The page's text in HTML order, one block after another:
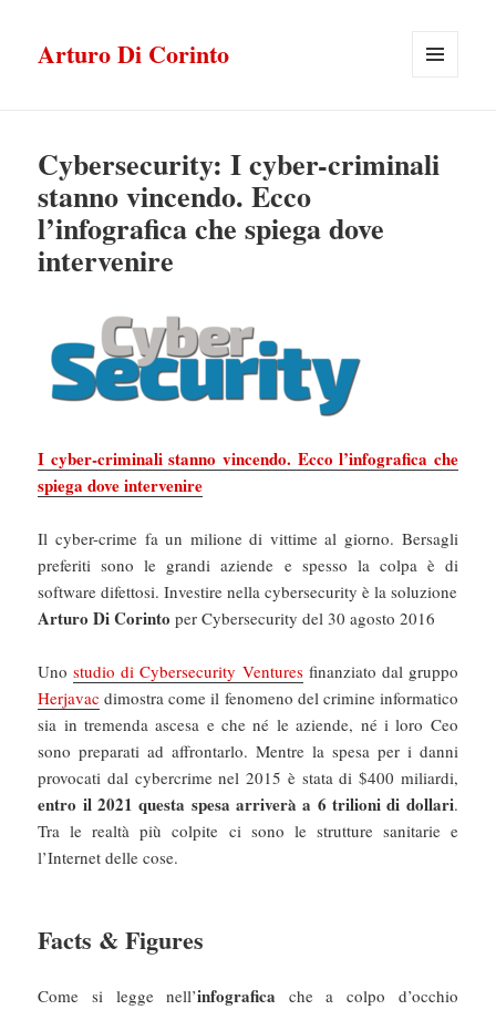
Arturo Di Corinto
Cybersecurity: I cyber-criminali
stanno vincendo. Ecco
l’infografica che spiega dove
intervenire
I cyber-criminali stanno vincendo. Ecco l’infografica che
spiega dove intervenire
Il cyber-crime fa un milione di vittime al giorno. Bersagli
preferiti sono le grandi aziende e spesso la colpa è di
software difettosi. Investire nella cybersecurity è la soluzione
Arturo Di Corinto per Cybersecurity del 30 agosto 2016
Unostudio di Cybersecurity Venturesfinanziato dal gruppo
Herjavac dimostra come il fenomeno del crimine informatico
sia in tremenda ascesa e che né le aziende, né i loro Ceo
sono preparati ad affrontarlo. Mentre la spesa per i danni
provocati dal cybercrime nel 2015 è stata di $400 miliardi,
entro il 2021 questa spesa arriverà a 6 trilioni di dollari.
Tra le realtà più colpite ci sono le strutture sanitarie e
l’Internet delle cose.
Facts & Figures
Come si legge nell’infografica che a colpo d’occhio